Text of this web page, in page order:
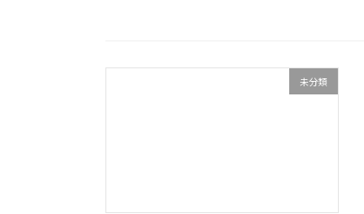
未分類